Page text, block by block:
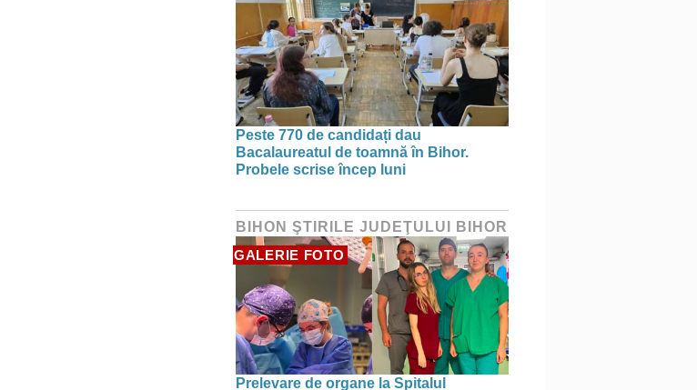
Peste 770 de candidați dau
Bacalaureatul de toamnă în Bihor.
Probele scrise încep luni
BIHON ŞTIRILE JUDEŢULUI BIHOR
GALERIE FOTO
Prelevare de organe la Spitalul